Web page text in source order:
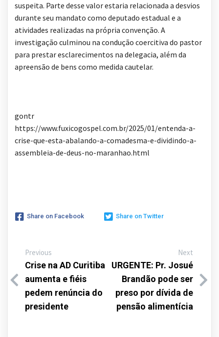
suspeita. Parte desse valor estaria relacionada a desvios
durante seu mandato como deputado estadual e a
atividades realizadas na própria convenção. A
investigação culminou na condução coercitiva do pastor
para prestar esclarecimentos na delegacia, além da
apreensão de bens como medida cautelar.
gontr
https://www.fuxicogospel.com.br/2025/01/entenda-a-
crise-que-esta-abalando-a-comadesma-e-dividindo-a-
assembleia-de-deus-no-maranhao.html
Share on Facebook Share on Twitter
Previous
Crise na AD Curitiba
aumenta e fiéis
pedem renúncia do
presidente
Next
URGENTE: Pr. Josué
Brandão pode ser
preso por dívida de
pensão alimentícia